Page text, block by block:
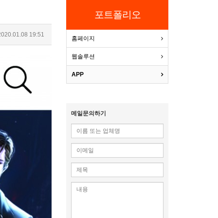
19:51
포트폴리오
홈페이지
웹솔루션
APP
메일문의하기